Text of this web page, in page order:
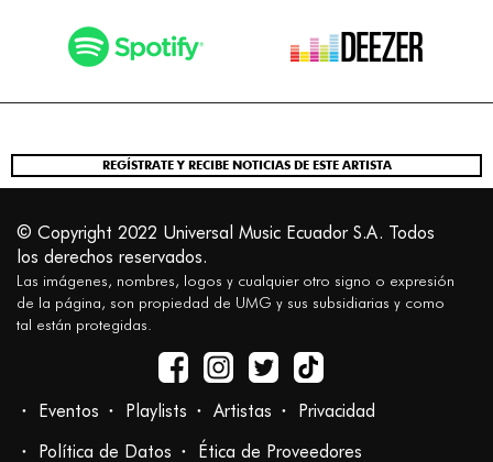
REGÍSTRATE Y RECIBE NOTICIAS DE ESTE ARTISTA
© Copyright 2022 Universal Music Ecuador S.A. Todos
los derechos reservados.
Las imágenes, nombres, logos y cualquier otro signo o expresión
de la página, son propiedad de UMG y sus subsidiarias y como
tal están protegidas.
Eventos Playlists Artistas
Privacidad
Política de Datos
Ética de Proveedores